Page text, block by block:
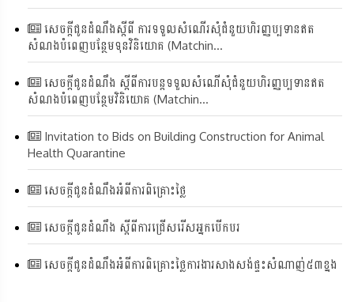
សេចក្តីជូនដំណឹងស្តីពី ការទទួលសំណើរសុំជំនួយហិរញ្ញប្បទានឥត
សំណងបំពេញបន្ថែមទុនវិនិយោគ (Matchin...
សេចក្តីជូនដំណឹង ស្តីពីការបន្តទទួលសំណើសុំជំនួយហិរញ្ញប្បទានឥត
សំណងបំពេញបន្ថែមវិនិយោគ (Matchin...
Invitation to Bids on Building Construction for Animal
Health Quarantine
សេចក្តីជូនដំណឹងអំពីការពិគ្រោះថ្លៃ
សេចក្តីជូនដំណឹង ស្តីពីការជ្រើសរើសអ្នកបើកបរ
សេចក្តីជូនដំណឹងអំពីការពិគ្រោះថ្លៃការងារសាងសង់ផ្ទះសំណាញ់៥៣ខ្នង